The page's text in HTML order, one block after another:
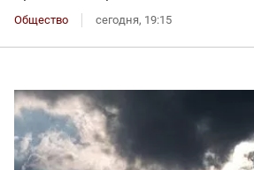
Общество сегодня, 19:15